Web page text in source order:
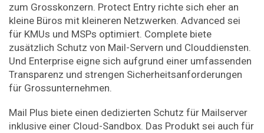
zum Grosskonzern. Protect Entry richte sich eher an
kleine Büros mit kleineren Netzwerken. Advanced sei
für KMUs und MSPs optimiert. Complete biete
zusätzlich Schutz von Mail-Servern und Clouddiensten.
Und Enterprise eigne sich aufgrund einer umfassenden
Transparenz und strengen Sicherheitsanforderungen
für Grossunternehmen.
Mail Plus biete einen dedizierten Schutz für Mailserver
inklusive einer Cloud-Sandbox. Das Produkt sei auch für